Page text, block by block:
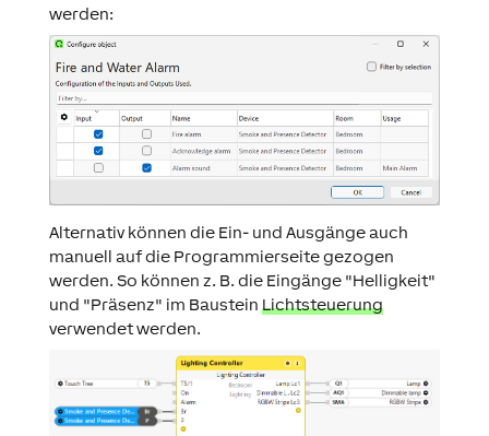
werden:
Alternativ können die Ein- und Ausgänge auch
manuell auf die Programmierseite gezogen
werden. So können z. B. die Eingänge "Helligkeit"
und "Präsenz" im Baustein Lichtsteuerung
verwendet werden.